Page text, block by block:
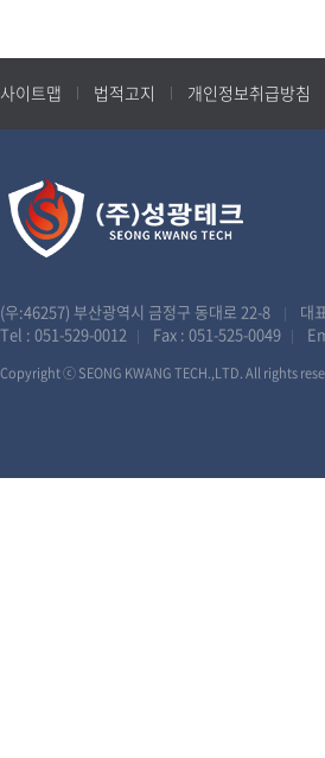
사이트맵 법적고지 개인정보취급방침
(우:46257) 부산광역시 금정구 동대로 22-8 |
대
Tel : 051-529-0012 | Fax : 051-525-0049 |
Copyright ⓒ SEONG KWANG TECH.,LTD. All rights